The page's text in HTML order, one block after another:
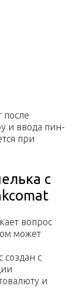
после
и ввода пин-
при
с
вопрос
может
с
и